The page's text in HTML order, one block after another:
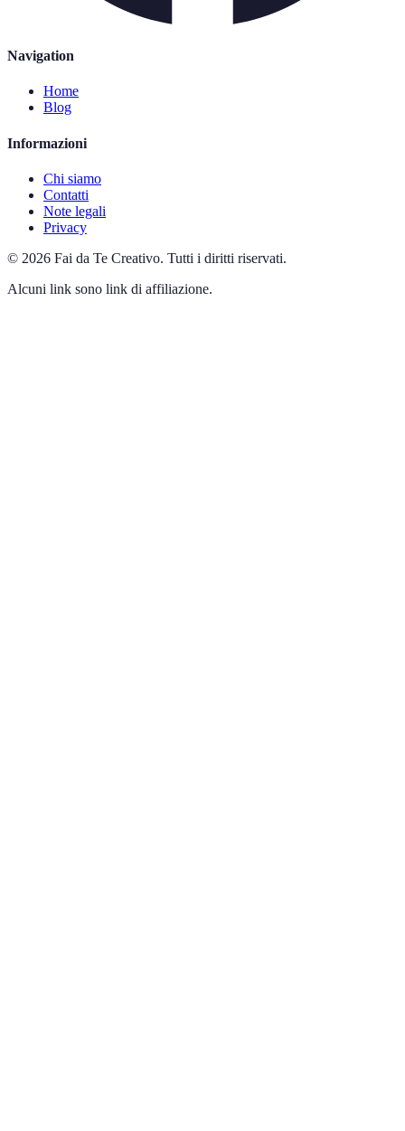
Navigation
Home
Blog
Informazioni
Chi siamo
Contatti
Note legali
Privacy
© 2026 Fai da Te Creativo. Tutti i diritti riservati.
Alcuni link sono link di affiliazione.